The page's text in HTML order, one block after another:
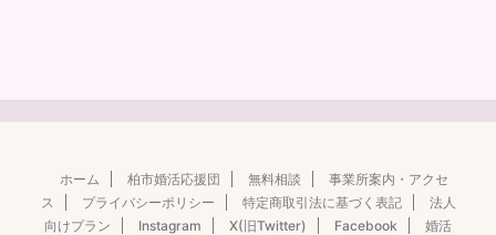
ホーム 柏市婚活応援団 無料相談
事業所案内・アクセ
ス
プライバシーポリシー 特定商取引法に基づく表記
法人
向けプラン
Instagram X(旧Twitter) Facebook
婚活